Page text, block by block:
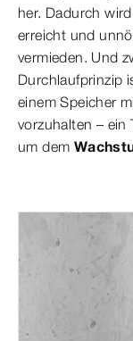
her. Dadurch
erreicht und
vermieden. Und
Durchlaufprinzip
einem Speicher
vorzuhalten – ein
um dem